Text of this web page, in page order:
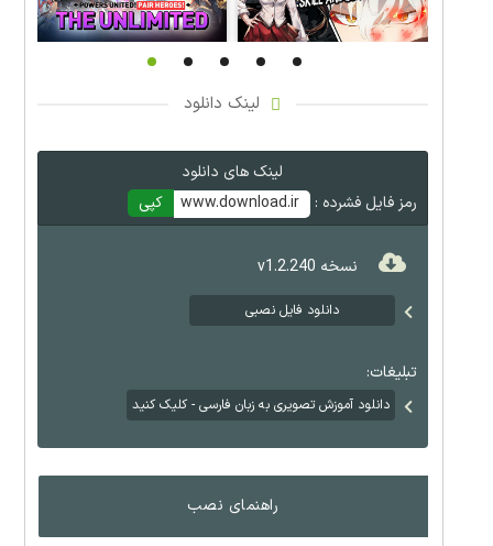
لینک دانلود
لینک های دانلود
رمز فایل فشرده :
www.download.ir کپی
نسخه v1.2.240
دانلود فایل نصبی
تبلیغات:
دانلود آموزش تصویری به زبان فارسی - کلیک کنید
راهنمای نصب